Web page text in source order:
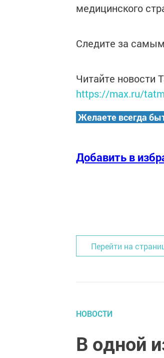
медицинского
Следите за
Читайте новости
https://max.ru/
Желаете всегда
Добавить в
Перейти на
НОВОСТИ
В одной